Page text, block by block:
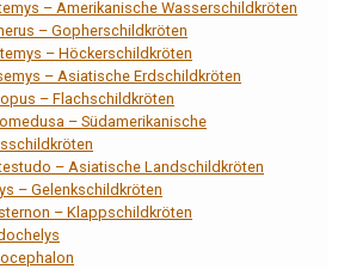
– Amerikanische Wasserschildkröten
– Gopherschildkröten
– Höckerschildkröten
– Asiatische Erdschildkröten
– Flachschildkröten
– Südamerikanische
– Asiatische Landschildkröten
– Gelenkschildkröten
– Klappschildkröten